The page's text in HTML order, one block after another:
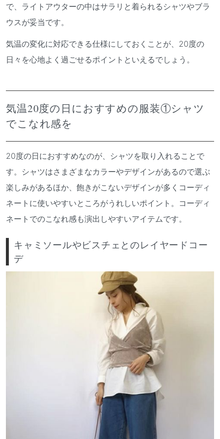
で、ライトアウターの中はサラリと着られるシャツやブラ
ウスが妥当です。
気温の変化に対応できる仕様にしておくことが、20度の
日々を心地よく過ごせるポイントといえるでしょう。
気温20度の日におすすめの服装①シャツ
でこなれ感を
20度の日におすすめなのが、シャツを取り入れることで
す。シャツはさまざまなカラーやデザインがあるので選ぶ
楽しみがあるほか、飽きがこないデザインが多くコーディ
ネートに使いやすいところがうれしいポイント。コーディ
ネートでのこなれ感も演出しやすいアイテムです。
キャミソールやビスチェとのレイヤードコー
デ